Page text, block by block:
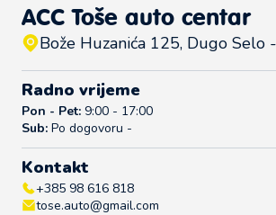
ACC Toše auto centar
Bože Huzanića 125, Dugo Selo
Radno vrijeme
Pon - Pet: 9:00 - 17:00
Sub: Po dogovoru -
Kontakt
+385 98 616 818
tose.auto@gmail.com